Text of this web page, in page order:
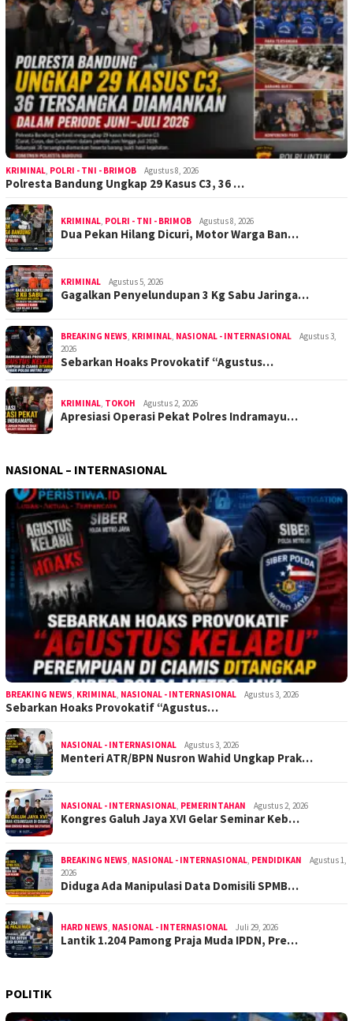
KRIMINAL, POLRI - TNI - BRIMOB Agustus 8, 2026
Polresta Bandung Ungkap 29 Kasus C3, 36 …
KRIMINAL, POLRI - TNI - BRIMOB Agustus 8, 2026
Dua Pekan Hilang Dicuri, Motor Warga Ban…
KRIMINAL Agustus 5, 2026
Gagalkan Penyelundupan 3 Kg Sabu Jaringa…
BREAKING NEWS, KRIMINAL, NASIONAL - INTERNASIONAL
Agustus 3,
2026
Sebarkan Hoaks Provokatif “Agustus…
KRIMINAL, TOKOH Agustus 2, 2026
Apresiasi Operasi Pekat Polres Indramayu…
NASIONAL – INTERNASIONAL
BREAKING NEWS, KRIMINAL, NASIONAL - INTERNASIONAL Agustus 3, 2026
Sebarkan Hoaks Provokatif “Agustus…
NASIONAL - INTERNASIONAL Agustus 3, 2026
Menteri ATR/BPN Nusron Wahid Ungkap Prak…
NASIONAL - INTERNASIONAL, PEMERINTAHAN Agustus 2, 2026
Kongres Galuh Jaya XVI Gelar Seminar Keb…
BREAKING NEWS, NASIONAL - INTERNASIONAL, PENDIDIKAN
Agustus 1,
2026
Diduga Ada Manipulasi Data Domisili SPMB…
HARD NEWS, NASIONAL - INTERNASIONAL Juli 29, 2026
Lantik 1.204 Pamong Praja Muda IPDN, Pre…
POLITIK